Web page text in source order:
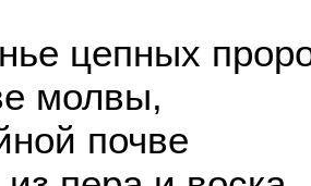
цепных
молвы,
почве